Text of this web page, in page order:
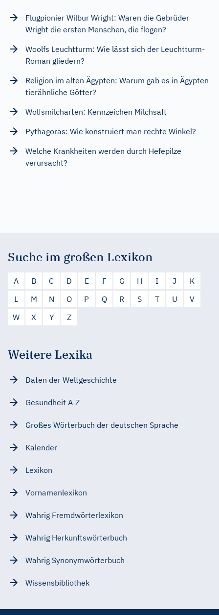
Flugpionier Wilbur Wright: Waren die Gebrüder
Wright die ersten Menschen, die flogen?
Woolfs Leuchtturm: Wie lässt sich der Leuchtturm-
Roman gliedern?
Religion im alten Ägypten: Warum gab es in Ägypten
tierähnliche Götter?
Wolfsmilcharten: Kennzeichen Milchsaft
Pythagoras: Wie konstruiert man rechte Winkel?
Welche Krankheiten werden durch Hefepilze
verursacht?
Suche im großen Lexikon
A B C D E F G H I J
K
L
M N O P Q R S T U
V
W
X Y Z
Weitere Lexika
Daten der Weltgeschichte
Gesundheit A-Z
Großes Wörterbuch der deutschen Sprache
Kalender
Lexikon
Vornamenlexikon
Wahrig Fremdwörterlexikon
Wahrig Herkunftswörterbuch
Wahrig Synonymwörterbuch
Wissensbibliothek